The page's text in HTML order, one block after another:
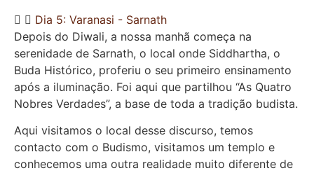
Dia 5: Varanasi - Sarnath
Depois do Diwali, a nossa manhã começa na
serenidade de Sarnath, o local onde Siddhartha, o
Buda Histórico, proferiu o seu primeiro ensinamento
após a iluminação. Foi aqui que partilhou “As Quatro
Nobres Verdades”, a base de toda a tradição budista.
Aqui visitamos o local desse discurso, temos
contacto com o Budismo, visitamos um templo e
conhecemos uma outra realidade muito diferente de